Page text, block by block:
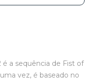
a sequência de Fist of
vez, é baseado no